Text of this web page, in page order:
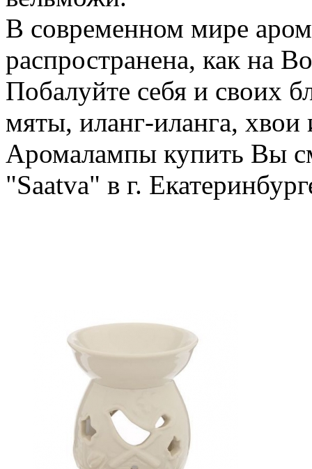
В современном мире
распространена, как на
Побалуйте себя и своих
мяты, иланг-иланга,
Аромалампы купить Вы
"Saatva" в г.